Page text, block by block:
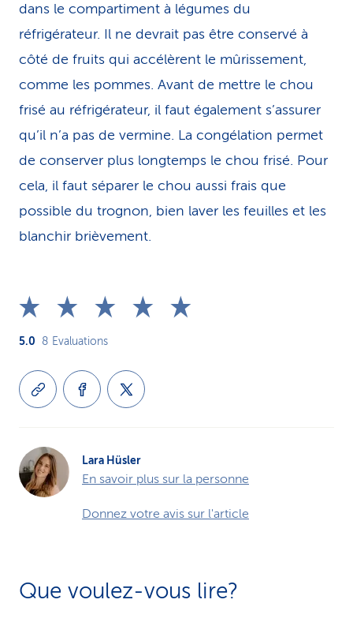
dans le compartiment à légumes du
réfrigérateur. Il ne devrait pas être conservé à
côté de fruits qui accélèrent le mûrissement,
comme les pommes. Avant de mettre le chou
frisé au réfrigérateur, il faut également s’assurer
qu’il n’a pas de vermine. La congélation permet
de conserver plus longtemps le chou frisé. Pour
cela, il faut séparer le chou aussi frais que
possible du trognon, bien laver les feuilles et les
blanchir brièvement.
5.0 8 Evaluations
Lara Hüsler
En savoir plus sur la personne
Donnez votre avis sur l'article
Que voulez-vous lire?